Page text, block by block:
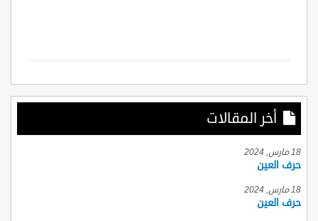
أخر المقالات
18 مارس, 2024
حرف العين
18 مارس, 2024
حرف العين